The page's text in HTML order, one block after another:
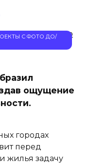
С ФОТО ДО/
ощущение
городах
перед
жилья задачу